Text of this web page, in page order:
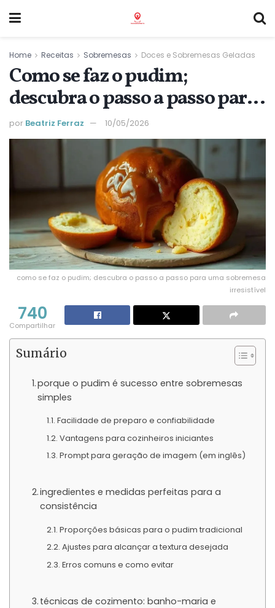
Home Receitas Sobremesas Doces e Sobremesas Geladas
Como se faz o pudim;
descubra o passo a passo para
uma sobremesa irresistível
por Beatriz Ferraz 10/05/2026
como se faz o pudim; descubra o passo a passo para uma sobremesa
irresistível
740
Compartilhar
Sumário
porque o pudim é sucesso entre sobremesas
simples
Facilidade de preparo e confiabilidade
Vantagens para cozinheiros iniciantes
Prompt para geração de imagem (em inglês)
ingredientes e medidas perfeitas para a
consistência
Proporções básicas para o pudim tradicional
Ajustes para alcançar a textura desejada
Erros comuns e como evitar
técnicas de cozimento: banho-maria e